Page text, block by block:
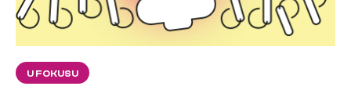
U FOKUSU